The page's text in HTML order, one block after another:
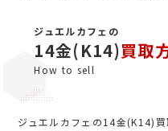
ジュエルカフェの
14金(K14)買取
How to sell
ジュエルカフェの14金(K14)